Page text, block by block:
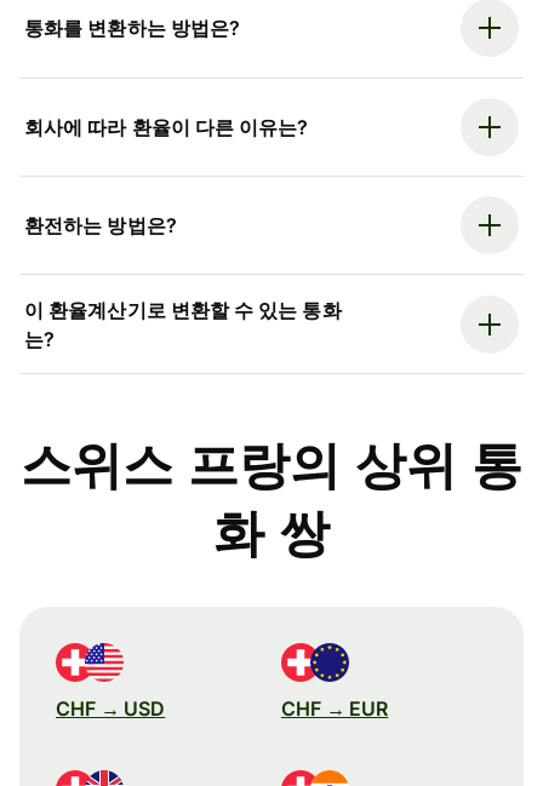
통화를 변환하는 방법은?
회사에 따라 환율이 다른 이유는?
환전하는 방법은?
이 환율계산기로 변환할 수 있는 통화
는?
스위스 프랑의 상위 통
화 쌍
CHF → USD CHF → EUR